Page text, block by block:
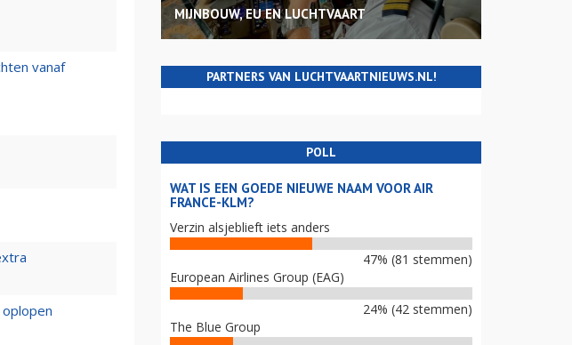
vanaf
MIJNBOUW, EU EN LUCHTVAART
PARTNERS VAN LUCHTVAARTNIEUWS.NL!
POLL
WAT IS EEN GOEDE NIEUWE NAAM VOOR AIR
FRANCE-KLM?
Verzin alsjeblieft iets anders
47% (81 stemmen)
European Airlines Group (EAG)
24% (42 stemmen)
The Blue Group